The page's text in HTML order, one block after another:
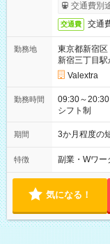
交通費別
交通費 交通
勤務地
東京都新宿区
新宿三丁目
Valextra
勤務時間
09:30～20:30 実働7.5時間／休憩1.5時間 営業時間に合わせた
シフト制
期間 3か月程度の
特徴 副業・Wワー
気になる！